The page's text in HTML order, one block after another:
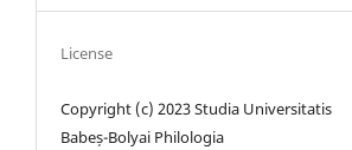
License
Copyright (c) 2023 Studia Universitatis
Babeș-Bolyai Philologia